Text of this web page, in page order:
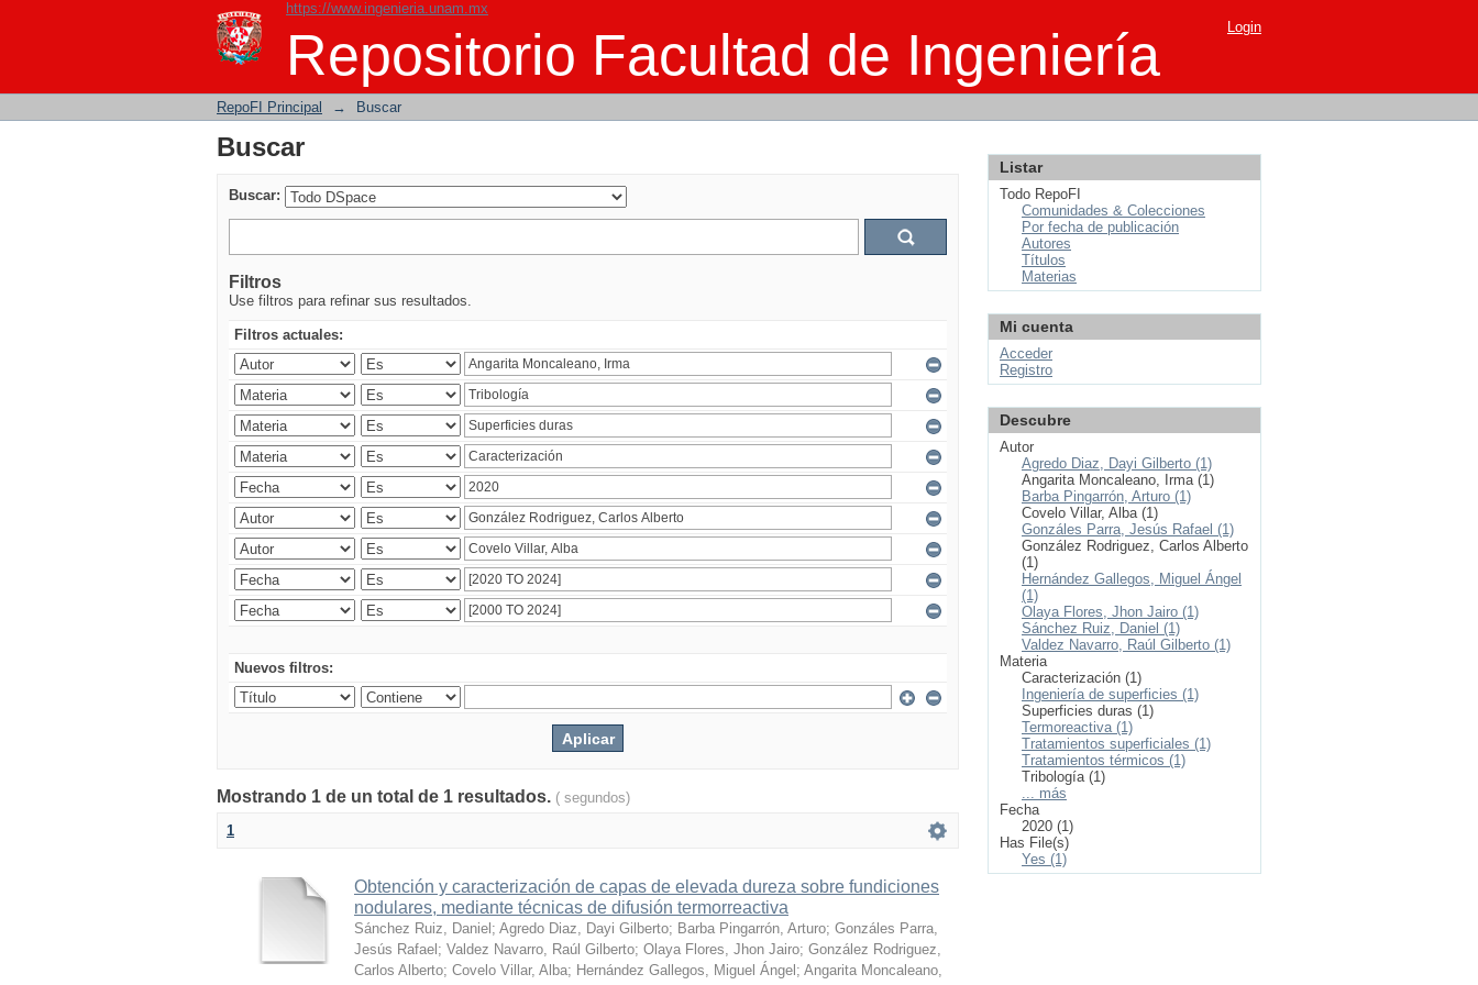
https://www.ingenieria.unam.mx
Repositorio Facultad de Ingeniería
Buscar Login
RepoFI Principal → Buscar
Buscar
Buscar:
Filtros
Use filtros para refinar sus resultados.
Filtros actuales:
Nuevos filtros:
Mostrando 1 de un total de 1 resultados. ( segundos)
1
Obtención y caracterización de capas de elevada dureza sobre fundiciones
nodulares, mediante técnicas de difusión termorreactiva
Sánchez Ruiz, Daniel ; Agredo Diaz, Dayi Gilberto; Barba Pingarrón, Arturo; Gonzáles Parra,
Jesús Rafael ; Valdez Navarro, Raúl Gilberto; Olaya Flores, Jhon Jairo; González Rodriguez,
Carlos Alberto; Covelo Villar, Alba; Hernández Gallegos, Miguel Ángel ; Angarita Moncaleano,
Listar
Todo RepoFI
Comunidades & Colecciones
Por fecha de publicación
Autores
Títulos
Materias
Mi cuenta
Acceder
Registro
Descubre
Autor
Agredo Diaz, Dayi Gilberto (1)
Angarita Moncaleano, Irma (1)
Barba Pingarrón, Arturo (1)
Covelo Villar, Alba (1)
Gonzáles Parra, Jesús Rafael (1)
González Rodriguez, Carlos Alberto
(1)
Hernández Gallegos, Miguel Ángel
(1)
Olaya Flores, Jhon Jairo (1)
Sánchez Ruiz, Daniel (1)
Valdez Navarro, Raúl Gilberto (1)
Materia
Caracterización (1)
Ingeniería de superficies (1)
Superficies duras (1)
Termoreactiva (1)
Tratamientos superficiales (1)
Tratamientos térmicos (1)
Tribología (1)
... más
Fecha
2020 (1)
Has File(s)
Yes (1)